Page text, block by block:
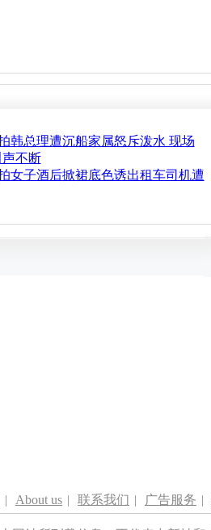
韩总理遭沉船家属怒斥泼水 现场
声不断
女子酒后掀裙底色诱出租车司机遭
| About us | 联系我们 | 广告服务 |